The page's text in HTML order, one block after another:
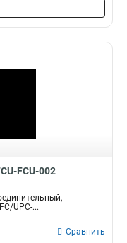
FCU-002
UPC-...
Сравнить